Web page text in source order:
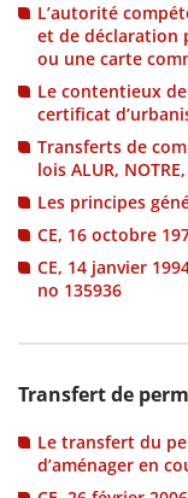
L’autorité
et de déclaration
ou une carte
Le contentieux
certificat
Transferts de
lois ALUR,
Les principes
CE, 16 octobre
CE, 14 janvier
no 135936
Transfert de
Le transfert du
d’aménager en